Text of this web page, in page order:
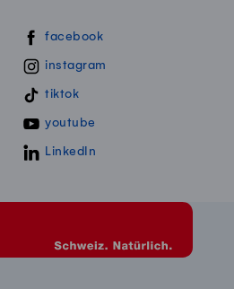
Swissmillk auf Social Media
facebook
instagram
tiktok
youtube
LinkedIn